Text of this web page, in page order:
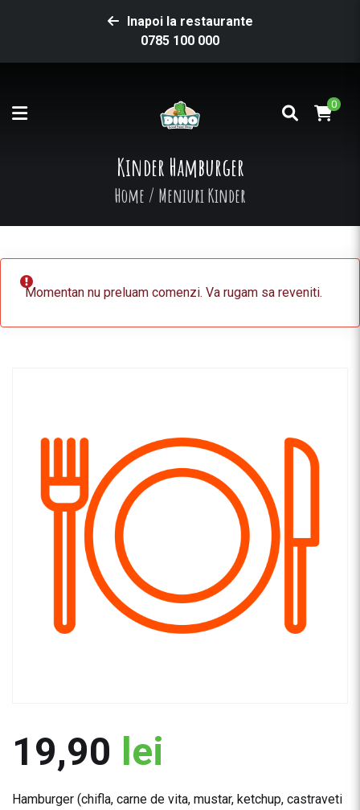
Inapoi la restaurante
0785 100 000
0
Kinder Hamburger
Home / Meniuri Kinder
Momentan nu preluam comenzi. Va rugam sa reveniti.
19,90 lei
Hamburger (chifla, carne de vita, mustar, ketchup, castraveti